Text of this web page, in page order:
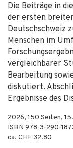
Die Beiträge in
der ersten
Deutschschweiz
Menschen im
vergleichbarer
Bearbeitung
diskutiert.
Ergebnisse des
2026, 150 Seiten,
ISBN 978-3-290-
ca. CHF 32.80